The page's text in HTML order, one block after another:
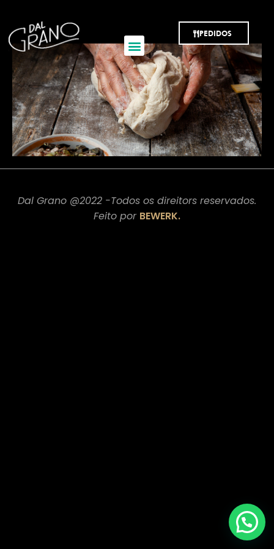
PEDIDOS
Dal Grano @2022 -Todos os direitors reservados.
Feito por BEWERK.